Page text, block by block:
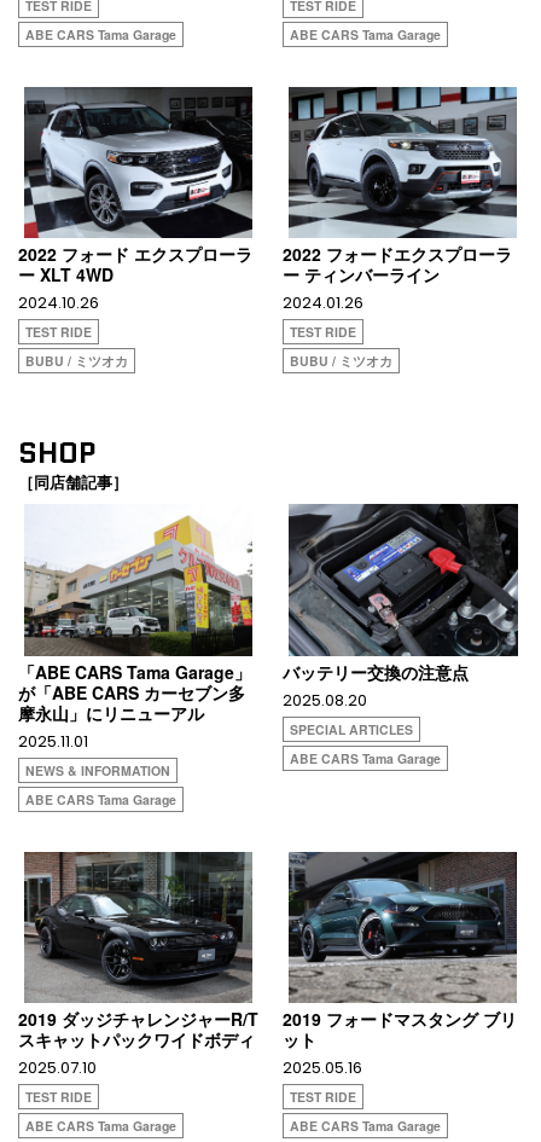
TEST RIDE
ABE CARS Tama Garage
TEST RIDE
ABE CARS Tama Garage
2022 フォード エクスプローラ
ー XLT 4WD
2024.10.26
TEST RIDE
BUBU / ミツオカ
2022 フォードエクスプローラ
ー ティンバーライン
2024.01.26
TEST RIDE
BUBU / ミツオカ
SHOP
［同店舗記事］
「ABE CARS Tama Garage」
が「ABE CARS カーセブン多
摩永山」にリニューアル
2025.11.01
NEWS & INFORMATION
ABE CARS Tama Garage
バッテリー交換の注意点
2025.08.20
SPECIAL ARTICLES
ABE CARS Tama Garage
2019 ダッジチャレンジャーR/T
スキャットパックワイドボディ
2025.07.10
TEST RIDE
ABE CARS Tama Garage
2019 フォードマスタング ブリ
ット
2025.05.16
TEST RIDE
ABE CARS Tama Garage